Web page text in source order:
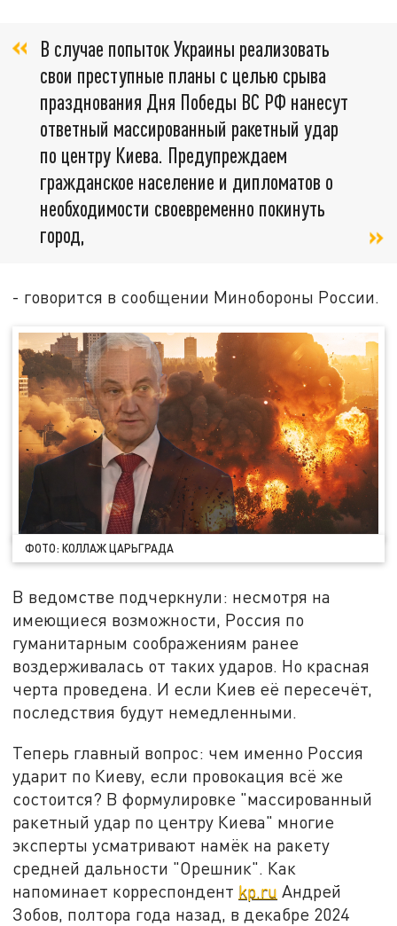
В случае попыток Украины реализовать
свои преступные планы с целью срыва
празднования Дня Победы ВС РФ нанесут
ответный массированный ракетный удар
по центру Киева. Предупреждаем
гражданское население и дипломатов о
необходимости своевременно покинуть
город,
- говорится в сообщении Минобороны России.
ФОТО: КОЛЛАЖ ЦАРЬГРАДА
В ведомстве подчеркнули: несмотря на
имеющиеся возможности, Россия по
гуманитарным соображениям ранее
воздерживалась от таких ударов. Но красная
черта проведена. И если Киев её пересечёт,
последствия будут немедленными.
Теперь главный вопрос: чем именно Россия
ударит по Киеву, если провокация всё же
состоится? В формулировке "массированный
ракетный удар по центру Киева" многие
эксперты усматривают намёк на ракету
средней дальности "Орешник". Как
напоминает корреспондент kp.ru Андрей
Зобов, полтора года назад, в декабре 2024